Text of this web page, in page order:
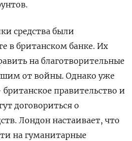
средства были
в британском банке. Их
на благотворительные
от войны. Однако уже
правительство и
договориться о
Лондон настаивает, что
на гуманитарные